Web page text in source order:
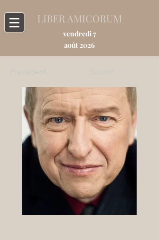
LIBER AMICORUM
vendredi 7
août 2026